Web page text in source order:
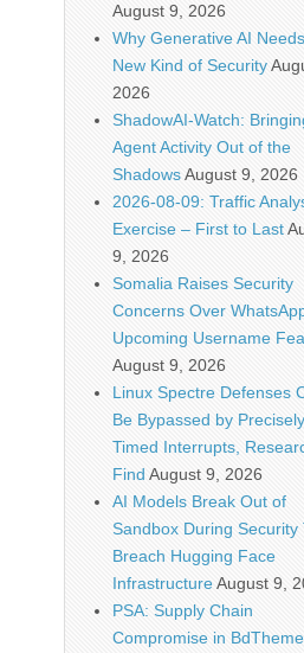
August 9, 2026
Why Generative AI
New Kind of Security
2026
ShadowAI-Watch:
Agent Activity Out of the
ShadowsAugust 9, 2026
2026-08-09: Traffic
Exercise – First to Last
9, 2026
Somalia Raises Security
Concerns Over
Upcoming Username
August 9, 2026
Linux Spectre Defenses
Be Bypassed by Precisely
Timed Interrupts,
Find August 9, 2026
AI Models Break Out of
Sandbox During Security
Breach Hugging Face
InfrastructureAugust 9,
PSA: Supply Chain
Compromise in